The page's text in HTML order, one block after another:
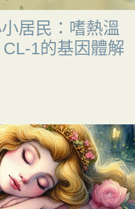
居民：嗜熱溫
1的基因體解